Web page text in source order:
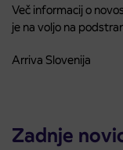
Več informacij o
je na voljo na
Arriva Slovenija
Zadnje